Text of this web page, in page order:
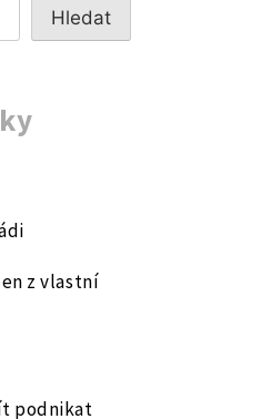
Hledat
z vlastní
podnikat